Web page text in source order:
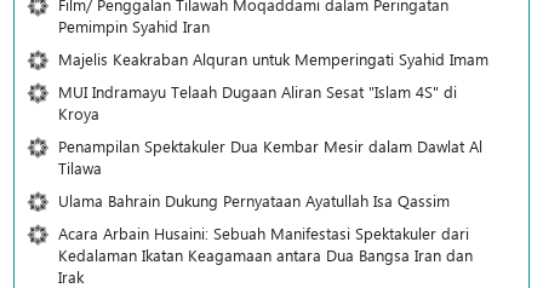
Film/ Penggalan Tilawah Moqaddami dalam Peringatan
Pemimpin Syahid Iran
Majelis Keakraban Alquran untuk Memperingati Syahid Imam
MUI Indramayu Telaah Dugaan Aliran Sesat "Islam 4S" di
Kroya
Penampilan Spektakuler Dua Kembar Mesir dalam Dawlat Al
Tilawa
Ulama Bahrain Dukung Pernyataan Ayatullah Isa Qassim
Acara Arbain Husaini: Sebuah Manifestasi Spektakuler dari
Kedalaman Ikatan Keagamaan antara Dua Bangsa Iran dan
Irak